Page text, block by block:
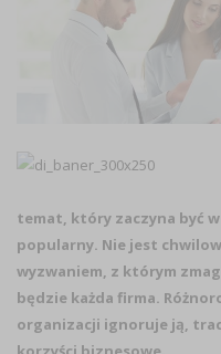
temat, który zaczyna być
popularny. Nie jest
wyzwaniem, z którym
będzie każda firma.
organizacji ignoruje ją,